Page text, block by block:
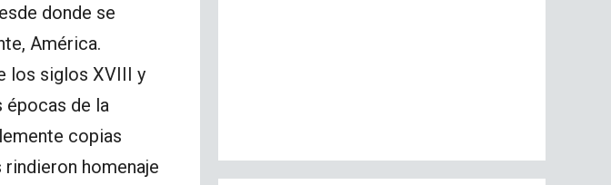
donde se
América.
los siglos XVIII y
épocas de la
copias
homenaje